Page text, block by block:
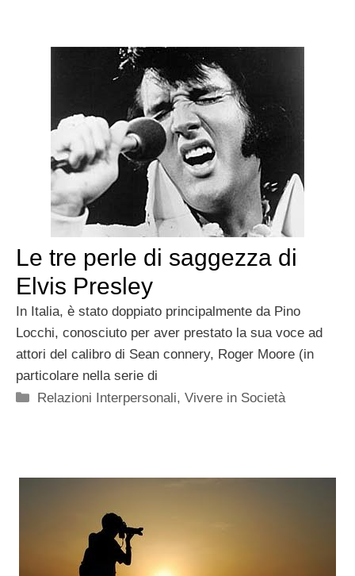
Le tre perle di saggezza di
Elvis Presley
In Italia, è stato doppiato principalmente da Pino
Locchi, conosciuto per aver prestato la sua voce ad
attori del calibro di Sean connery, Roger Moore (in
particolare nella serie di
Categorie
Relazioni Interpersonali,Vivere in Società